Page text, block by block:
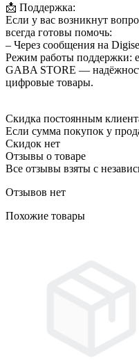
📩 Поддержка:
Если у вас возникнут
всегда готовы помочь:
– Через сообщения на
Режим работы поддержки:
GABA STORE —
цифровые товары.
Скидка постоянным
Если сумма покупок у
Скидок нет
Отзывы о товаре
Все отзывы взяты с
Отзывов нет
Похожие товары